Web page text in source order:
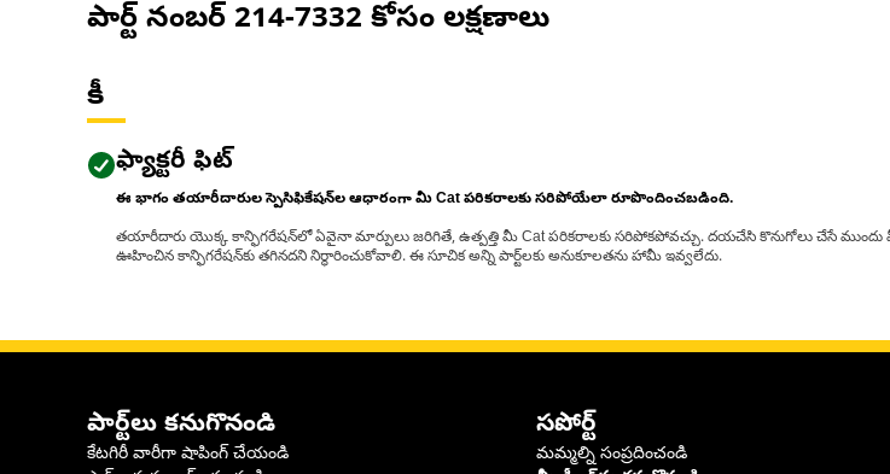
పార్ట్ నంబర్ 214-7332 కోసం లక్షణాలు
కీ
ఫ్యాక్టరీ ఫిట్
ఈ భాగం తయారీదారుల స్పెసిఫికేషన్‌ల ఆధారంగా మీ Cat పరికరాలకు సరిపోయేలా రూపొందించబడింది.
తయారీదారు యొక్క కాన్ఫిగరేషన్‌లో ఏవైనా మార్పులు జరిగితే, ఉత్పత్తి మీ Cat పరికరాలకు సరిపోకపోవచ్చు. దయచేసి కొనుగోలు చేసే ముందు
ఊహించిన కాన్ఫిగరేషన్‌కు తగినదని నిర్ధారించుకోవాలి. ఈ సూచిక అన్ని పార్ట్‌లకు అనుకూలతను హామీ ఇవ్వలేదు.
పార్ట్‌లు కనుగొనండి
కేటగిరీ వారీగా షాపింగ్ చేయండి
సపోర్ట్
మమ్మల్ని సంప్రదించండి